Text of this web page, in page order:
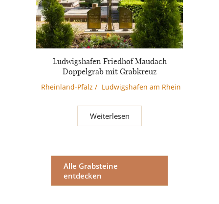
Ludwigshafen Friedhof Maudach
Doppelgrab mit Grabkreuz
Rheinland-Pfalz / Ludwigshafen am Rhein
Weiterlesen
Alle Grabsteine
entdecken